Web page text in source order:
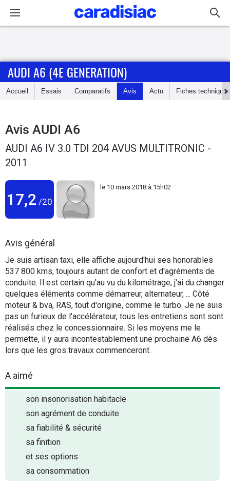
Accueil
Essais
Guide
d'achat
Utilitaires
Flottes
Services
Forum
Moto
AUDI A6 (4E GENERATION)
Accueil Essais Comparatifs Avis Actu Fiches techniques
Avis AUDI A6
AUDI A6 IV 3.0 TDI 204 AVUS MULTITRONIC -
2011
17,2 /20
le 10 mars 2018 à 15h02
Avis général
Je suis artisan taxi, elle affiche aujourd'hui ses honorables
537 800 kms, toujours autant de confort et d'agréments de
conduite. Il est certain qu'au vu du kilométrage, j'ai du changer
quelques éléments comme démarreur, alternateur, ... Côté
moteur & bva, RAS, tout d'origine, comme le turbo. Je ne suis
pas un furieux de l'accélérateur, tous les entretiens sont sont
réalisés chez le concessionnaire. Si les moyens me le
permette, il y aura incontestablement une prochaine A6 dès
lors que les gros travaux commenceront.
A aimé
son insonorisation habitacle
son agrément de conduite
sa fiabilité & sécurité
sa finition
et ses options
sa consommation